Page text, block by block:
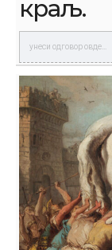
краљ.